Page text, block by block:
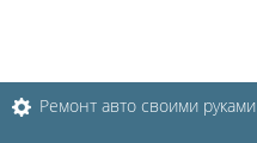
Ремонт авто своими руками